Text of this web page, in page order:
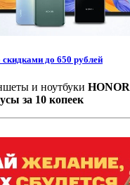
до 650 рублей
и ноутбуки HONOR
за 10 копеек